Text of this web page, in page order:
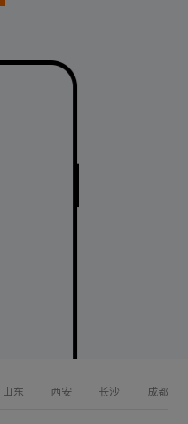
山东 西安 长沙 成都